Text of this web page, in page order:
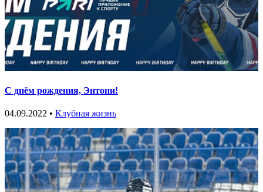
С днём рождения, Энтони!
04.09.2022 • Клубная жизнь